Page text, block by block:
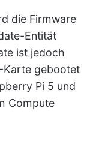
die Firmware
Entität
ist jedoch
Karte gebootet
Pi 5 und
Compute